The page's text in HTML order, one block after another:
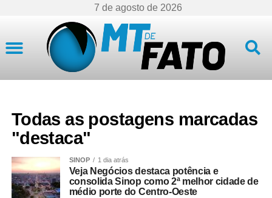
7 de agosto de 2026
Todas as postagens marcadas
"destaca"
SINOP 1 dia atrás
Veja Negócios destaca potência e
consolida Sinop como 2ª melhor cidade de
médio porte do Centro-Oeste